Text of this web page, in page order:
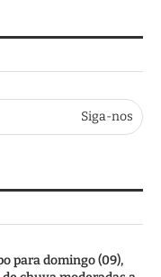
Siga-nos
para domingo (09),